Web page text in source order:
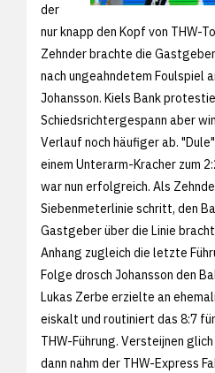
der
nur knapp den Kopf von THW-
Zehnder brachte die
nach ungeahndetem Foulspiel
Johansson. Kiels Bank
Schiedsrichtergespann aber
Verlauf noch häufiger ab.
einem Unterarm-Kracher zum
war nun erfolgreich. Als
Siebenmeterlinie schritt, den
Gastgeber über die Linie
Anhang zugleich die letzte
Folge drosch Johansson den
Lukas Zerbe erzielte an
eiskalt und routiniert das 8:7
THW-Führung. Versteijnen
dann nahm der THW-Express